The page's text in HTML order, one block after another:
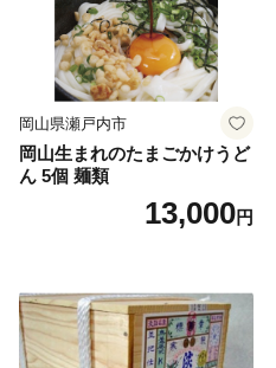
岡山県瀬戸内市
岡山生まれのたまごかけうど
ん 5個 麺類
13,000円